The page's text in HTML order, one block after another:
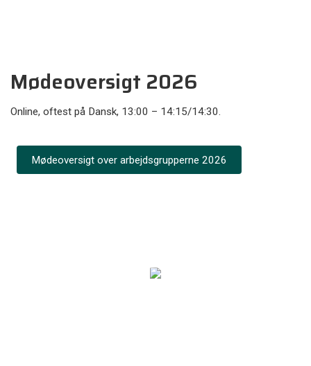
Mødeoversigt 2026
Online, oftest på Dansk, 13:00 – 14:15/14:30.
Mødeoversigt over arbejdsgrupperne 2026